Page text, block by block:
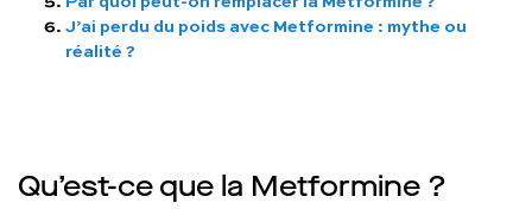
J’ai perdu du poids avec Metformine : mythe ou
réalité ?
Qu’est-ce que la Metformine ?